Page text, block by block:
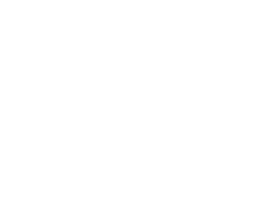
изменение формы